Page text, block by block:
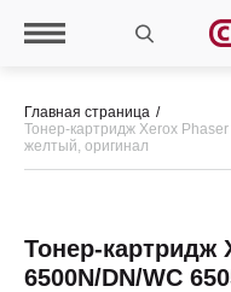
Главная страница
Тонер-картридж Xerox
желтый, оригинал
Тонер-картридж
6500N/DN/WC